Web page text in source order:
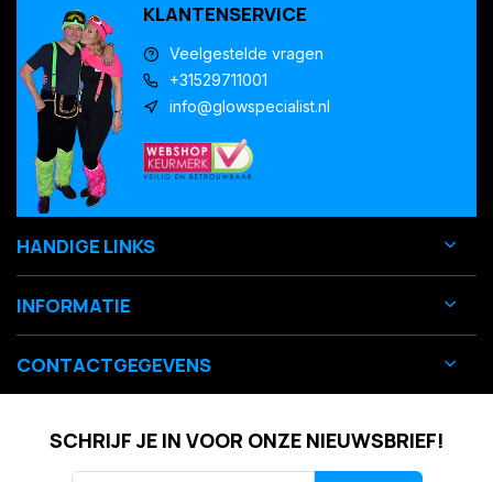
KLANTENSERVICE
Veelgestelde vragen
+31529711001
info@glowspecialist.nl
HANDIGE LINKS
INFORMATIE
CONTACTGEGEVENS
SCHRIJF JE IN VOOR ONZE NIEUWSBRIEF!